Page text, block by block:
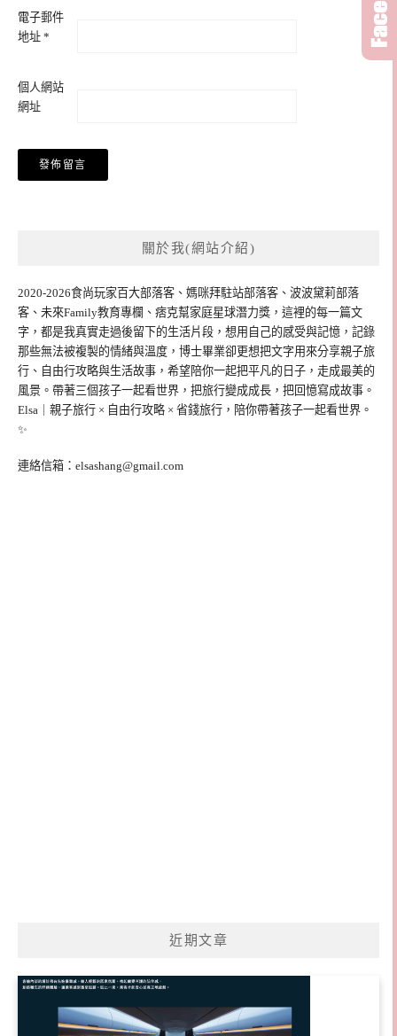
電子郵件
地址 *
個人網站
網址
關於我(網站介紹)
2020-2026食尚玩家百大部落客、媽咪拜駐站部落客、波波黛莉部落
客、未來Family教育專欄、痞克幫家庭星球潛力獎，這裡的每一篇文
字，都是我真實走過後留下的生活片段，想用自己的感受與記憶，記錄
那些無法被複製的情緒與溫度，博士畢業卻更想把文字用來分享親子旅
行、自由行攻略與生活故事，希望陪你一起把平凡的日子，走成最美的
風景。帶著三個孩子一起看世界，把旅行變成成長，把回憶寫成故事。
Elsa｜親子旅行 × 自由行攻略 × 省錢旅行，陪你帶著孩子一起看世界。
✨
連絡信箱： elsashang@gmail.com
近期文章